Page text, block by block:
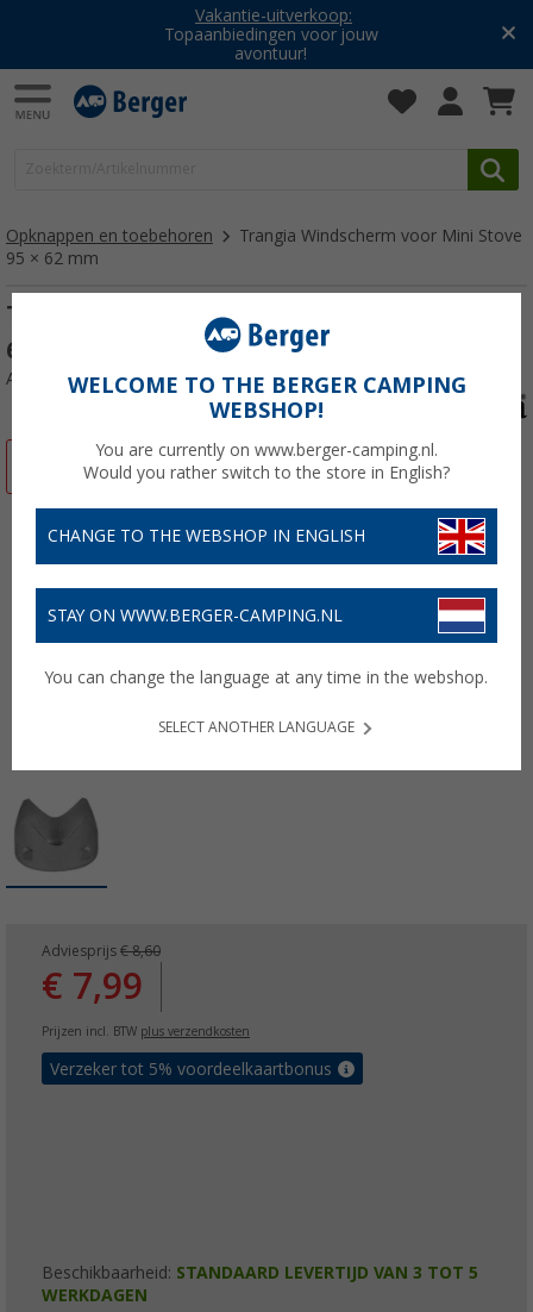
Vakantie-uitverkoop:
Topaanbiedingen voor jouw
avontuur!
Opknappen en toebehoren
Trangia Windscherm voor Mini Stove
95 × 62 mm
Trangia Windscherm voor Mini Stove 95 ×
62 mm
Artikelnr: 836989
Adviesprijs € 8,60
€ 7,99
Prijzen incl. BTW plus verzendkosten
Verzeker tot 5% voordeelkaartbonus
Beschikbaarheid: STANDAARD LEVERTIJD VAN 3 TOT 5
WERKDAGEN
WELCOME TO THE BERGER CAMPING
WEBSHOP!
You are currently on www.berger-camping.nl.
Would you rather switch to the store in English?
CHANGE TO THE WEBSHOP IN ENGLISH
STAY ON WWW.BERGER-CAMPING.NL
You can change the language at any time in the webshop.
SELECT ANOTHER LANGUAGE